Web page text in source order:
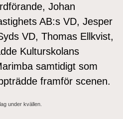
Johan
AB:s VD, Jesper
VD, Thomas Ellkvist,
Kulturskolans
samtidigt som
framför scenen.
under kvällen.